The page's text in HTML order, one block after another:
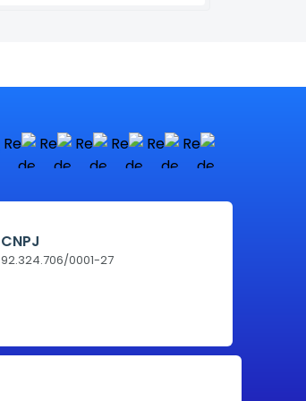
CNPJ
92.324.706/0001-27